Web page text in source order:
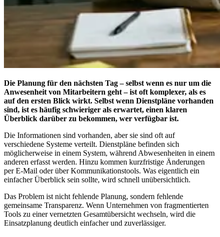
Die Planung für den nächsten Tag – selbst wenn es nur um die
Anwesenheit von Mitarbeitern geht – ist oft komplexer, als es
auf den ersten Blick wirkt. Selbst wenn Dienstpläne vorhanden
sind, ist es häufig schwieriger als erwartet, einen klaren
Überblick darüber zu bekommen, wer verfügbar ist.
Die Informationen sind vorhanden, aber sie sind oft auf
verschiedene Systeme verteilt. Dienstpläne befinden sich
möglicherweise in einem System, während Abwesenheiten in einem
anderen erfasst werden. Hinzu kommen kurzfristige Änderungen
per E-Mail oder über Kommunikationstools. Was eigentlich ein
einfacher Überblick sein sollte, wird schnell unübersichtlich.
Das Problem ist nicht fehlende Planung, sondern fehlende
gemeinsame Transparenz. Wenn Unternehmen von fragmentierten
Tools zu einer vernetzten Gesamtübersicht wechseln, wird die
Einsatzplanung deutlich einfacher und zuverlässiger.